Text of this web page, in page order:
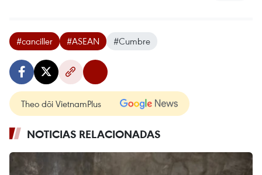
#canciller #ASEAN #Cumbre
Theo dõi VietnamPlus
NOTICIAS RELACIONADAS